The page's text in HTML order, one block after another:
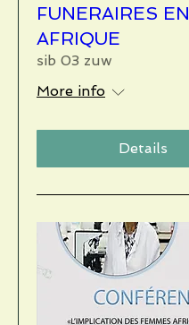
FUNERAIRES EN
AFRIQUE
sib 03 zuw
More info
Details